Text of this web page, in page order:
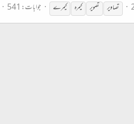
تصاویر تصویر کیمرہ کیمرے جوابات: 541